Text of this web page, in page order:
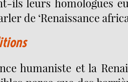
de ‘Renaissance
humaniste et la